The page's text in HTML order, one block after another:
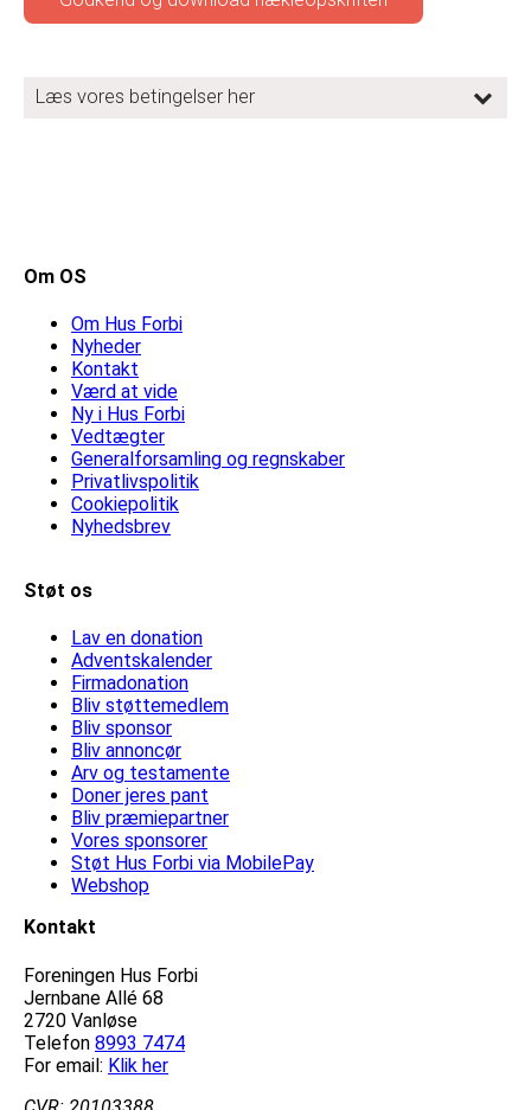
Om OS
Om Hus Forbi
Nyheder
Kontakt
Værd at vide
Ny i Hus Forbi
Vedtægter
Generalforsamling og regnskaber
Privatlivspolitik
Cookiepolitik
Nyhedsbrev
Støt os
Lav en donation
Adventskalender
Firmadonation
Bliv støttemedlem
Bliv sponsor
Bliv annoncør
Arv og testamente
Doner jeres pant
Bliv præmiepartner
Vores sponsorer
Støt Hus Forbi via MobilePay
Webshop
Kontakt
Foreningen Hus Forbi
Jernbane Allé 68
2720 Vanløse
Telefon 8993 7474
For email: Klik her